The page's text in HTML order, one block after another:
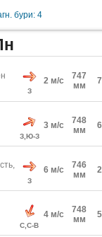
бури: 4
З
2 м/с
747
мм
З,Ю-З
3 м/с
748
мм
З
6 м/с
746
мм
С,С-В
4 м/с
748
мм